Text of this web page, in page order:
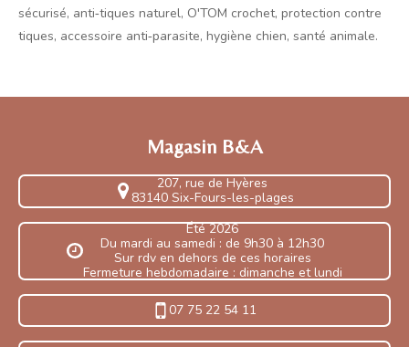
sécurisé, anti‑tiques naturel, O'TOM crochet, protection contre
tiques, accessoire anti‑parasite, hygiène chien, santé animale.
Magasin B&A
207, rue de Hyères
83140 Six-Fours-les-plages
Été 2026
Du mardi au samedi : de 9h30 à 12h30
Sur rdv en dehors de ces horaires
Fermeture hebdomadaire : dimanche et lundi
07 75 22 54 11